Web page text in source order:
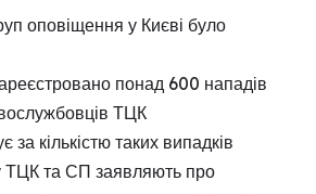
оповіщення у Києві було
понад 600 нападів
ТЦК
за кількістю таких випадків
ТЦК та СП заявляють про